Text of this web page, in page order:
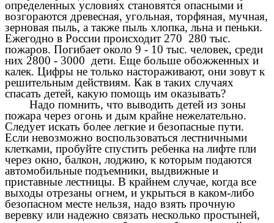
определенных условиях становятся опасными и
возгораются древесная, угольная, торфяная, мучная,
зерновая пыль, а также пыль хлопка, льна и пеньки.
Ежегодно в России происходит 270 280 тыс.
пожаров. Погибает около 9 - 10 тыс. человек, среди
них 2800 - 3000 дети. Еще больше обожженных и
калек. Цифры не только настораживают, они зовут к
решительным действиям. Как в таких случаях
спасать детей, какую помощь им оказывать?
Надо помнить, что выводить детей из зоны
пожара через огонь и дым крайне нежелательно.
Следует искать более легкие и безопасные пути.
Если невозможно воспользоваться лестничными
клетками, пробуйте спустить ребенка на лифте пли
через окно, балкон, лоджию, к которым подаются
автомобильные подъемники, выдвижные и
приставные лестницы. В крайнем случае, когда все
выходы отрезаны огнем, и укрыться в каком-либо
безопасном месте нельзя, надо взять прочную
веревку или надежно связать несколько простыней,